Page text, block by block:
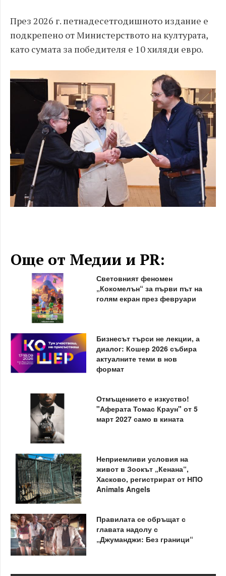
През 2026 г. петнадесетгодишното издание е
подкрепено от Министерството на културата,
като сумата за победителя е 10 хиляди евро.
Още от Медии и PR:
Световният феномен
„Кокомелън“ за първи път на
голям екран през февруари
Бизнесът търси не лекции, а
диалог: Кошер 2026 събира
актуалните теми в нов
формат
Отмъщението е изкуство!
"Аферата Томас Краун" от 5
март 2027 само в кината
Неприемливи условия на
живот в Зоокът „Кенана“,
Хасково, регистрират от НПО
Animals Angels
Правилата се обръщат с
главата надолу с
„Джуманджи: Без граници“